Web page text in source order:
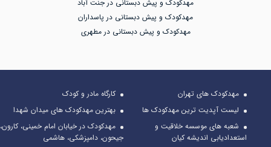
مهدکودک و پیش دبستانی در جنت آباد
مهدکودک و پیش دبستانی در پاسداران
مهدکودک و پیش دبستانی در مطهری
مهدکودک های تهران
کارگاه مادر و کودک
لیست آپدیت ترین مهدکودک ها
بهترین مهدکودک های میدان شهدا
شعبه های موسسه خلاقیت و
استعدادیابی اندیشه کیان
مهدکودک در خیابان امام خمینی، کارون،
جیحون، دامپزشکی، هاشمی